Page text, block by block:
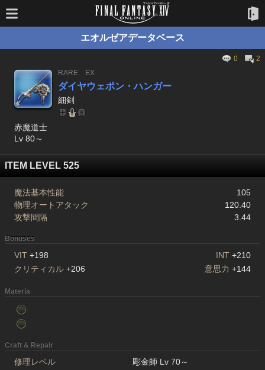
エオルゼアデータベース
0
2
RARE
EX
ダイヤウェポン・ハンガー
細剣
赤魔道士
Lv 80～
ITEM LEVEL 525
魔法基本性能
105
物理オートアタック
120.40
攻撃間隔
3.44
Bonuses
VIT +198 INT +210
クリティカル +206 意思力 +144
Materia
Craft & Repair
修理レベル
彫金師 Lv 70～